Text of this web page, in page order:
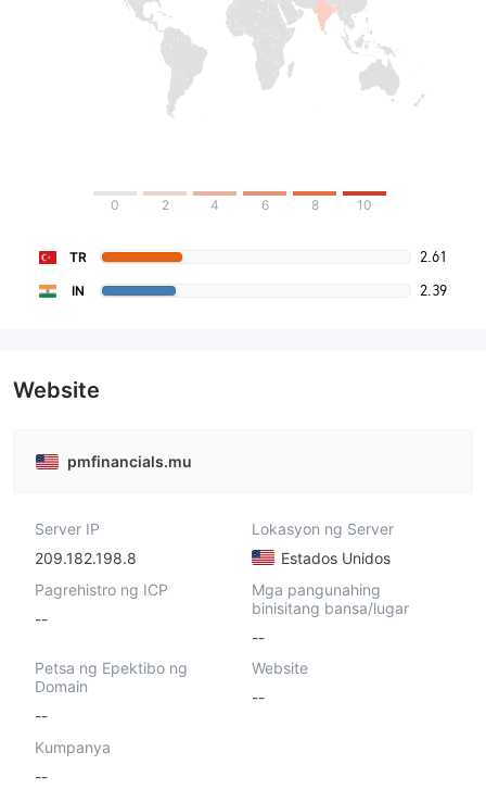
0 2 4 6 8 10
TR 2.61
IN 2.39
Website
pmfinancials.mu
Server IP
209.182.198.8
Lokasyon ng Server
Estados Unidos
Pagrehistro ng ICP
--
Mga pangunahing
binisitang bansa/lugar
--
Petsa ng Epektibo ng
Domain
--
Website
--
Kumpanya
--